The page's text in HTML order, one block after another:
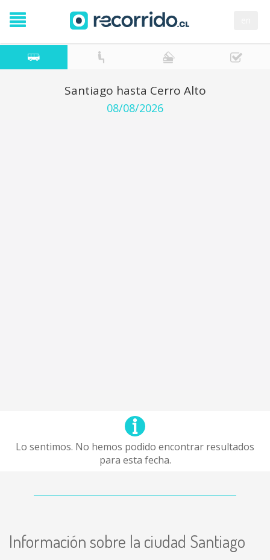
Santiago hasta Cerro Alto
08/08/2026
Lo sentimos. No hemos podido encontrar resultados
para esta fecha.
Información sobre la ciudad Santiago